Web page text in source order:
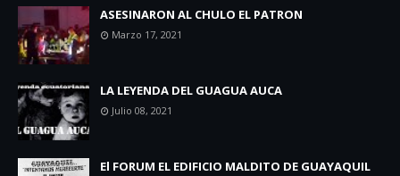
ASESINARON AL CHULO EL PATRON
Marzo 17, 2021
LA LEYENDA DEL GUAGUA AUCA
Julio 08, 2021
El FORUM EL EDIFICIO MALDITO DE GUAYAQUIL